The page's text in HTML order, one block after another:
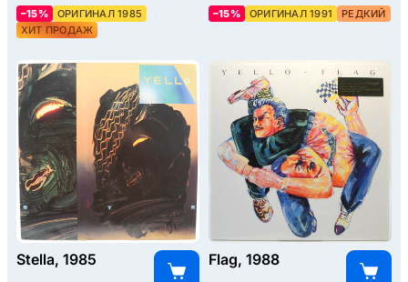
–15%
ОРИГИНАЛ 1985
ХИТ ПРОДАЖ
–15% ОРИГИНАЛ 1991 РЕДКИЙ
Stella, 1985 Flag, 1988